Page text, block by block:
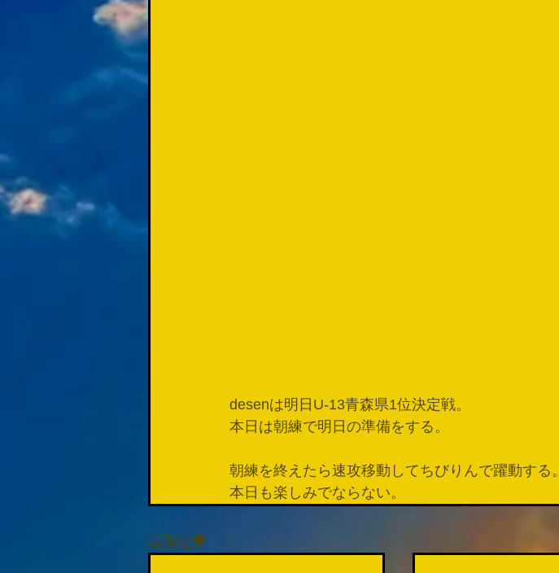
desenは明日U-13青森県1位決定戦。
本日は朝練で明日の準備をする。
朝練を終えたら速攻移動してちびりんで躍動する。
本日も楽しみでならない。
最新記事